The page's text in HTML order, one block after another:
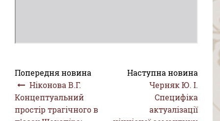
Попередня новина
Ніконова В.Г.
Концептуальний
простір трагічного в
Наступна новина
Черняк Ю. І.
Специфіка
актуалізації